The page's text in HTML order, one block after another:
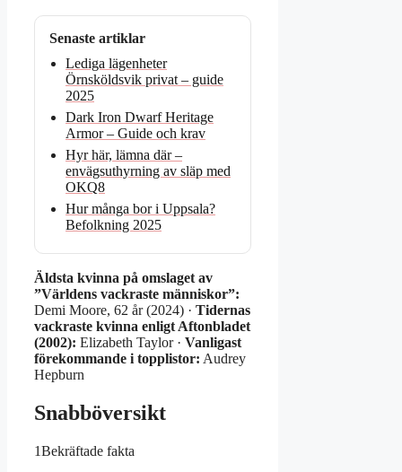
Senaste artiklar
Lediga lägenheter
Örnsköldsvik privat – guide
2025
Dark Iron Dwarf Heritage
Armor – Guide och krav
Hyr här, lämna där –
envägsuthyrning av släp med
OKQ8
Hur många bor i Uppsala?
Befolkning 2025
Äldsta kvinna på omslaget av
”Världens vackraste människor”:
Demi Moore, 62 år (2024) · Tidernas
vackraste kvinna enligt Aftonbladet
(2002): Elizabeth Taylor · Vanligast
förekommande i topplistor: Audrey
Hepburn
Snabböversikt
1Bekräftade fakta